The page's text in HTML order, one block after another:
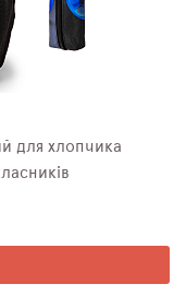
для хлопчика